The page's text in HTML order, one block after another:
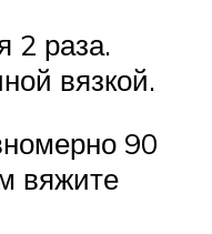
2 раза.
вязкой.
90
вяжите